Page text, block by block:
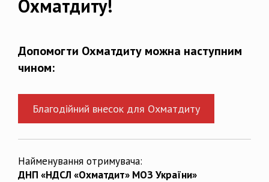
Охматдиту!
Допомогти Охматдиту можна наступним
чином:
Благодійний внесок для Охматдиту
Найменування отримувача:
ДНП «НДСЛ «Охматдит» МОЗ України»